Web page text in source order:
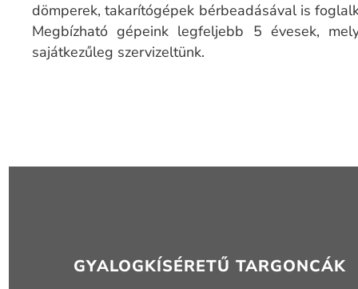
dömperek, takarítógépek bérbeadásával is
Megbízható gépeink legfeljebb 5 évesek,
sajátkezűleg szervizeltünk.
GYALOGKÍSÉRETŰ TARGONCÁK